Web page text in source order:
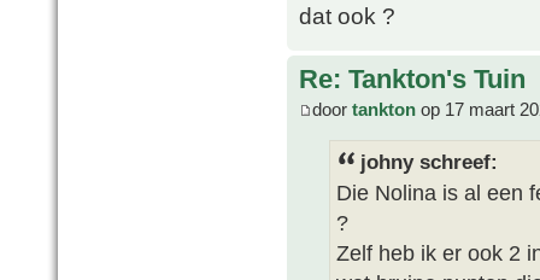
dat ook ?
Re: Tankton's Tuin
door tankton op 17 maart
johny schreef:
Die Nolina is al een
?
Zelf heb ik er ook 2